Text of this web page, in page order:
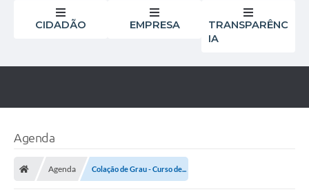
CIDADÃO EMPRESA
TRANSPARÊNC
IA
Agenda
Agenda Colação de Grau - Curso de...